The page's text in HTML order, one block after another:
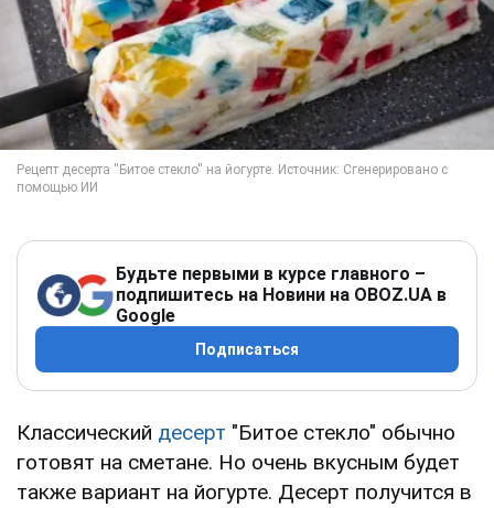
Будьте первыми в курсе главного –
подпишитесь на Новини на OBOZ.UA в
Google
Подписаться
Классический десерт "Битое стекло" обычно
готовят на сметане. Но очень вкусным будет
также вариант на йогурте. Десерт получится в